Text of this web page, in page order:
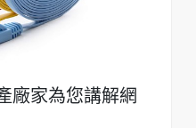
廠家為您講解網